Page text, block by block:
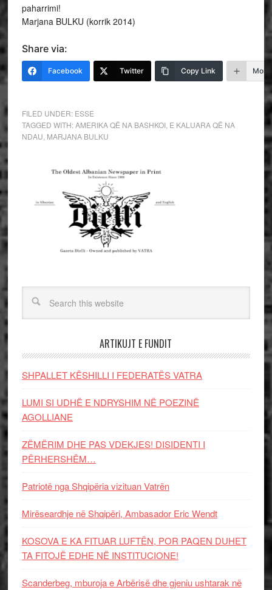
paharrimi!
Marjana BULKU (korrik 2014)
Share via:
Facebook Twitter Copy Link More
FILED UNDER: ESSE
TAGGED WITH:AMERIKA QË NA BASHKOI, E KALUARA QË NA
NDAU MARJANA BULKU
ARTIKUJT E FUNDIT
SHPALLET KËSHILLI I FEDERATËS VATRA
LUMI SI UDHË E NDRYSHIM NË POEZINË
AGOLLIANE
ZËMËRIM DHE PAS VDEKJES! DISIDENTI I
PËRHERSHËM…
Patriotë nga Shqipëria vizituan Vatrën
Mirëseardhje në Shqipëri, Ambasador Eric Wendt
KOSOVA E KA FITUAR LUFTËN, POR PAQEN DUHET
TA FITOJË EDHE NË INSTITUCIONE!
Scanderbeg, mburoja e Arbërisë dhe gjeniu ushtarak në